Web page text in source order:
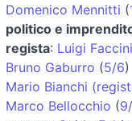
Domenico Mennitti (
politico e
regista: Luigi Faccini
Bruno Gaburro (5/6)
Mario Bianchi
Marco Bellocchio (